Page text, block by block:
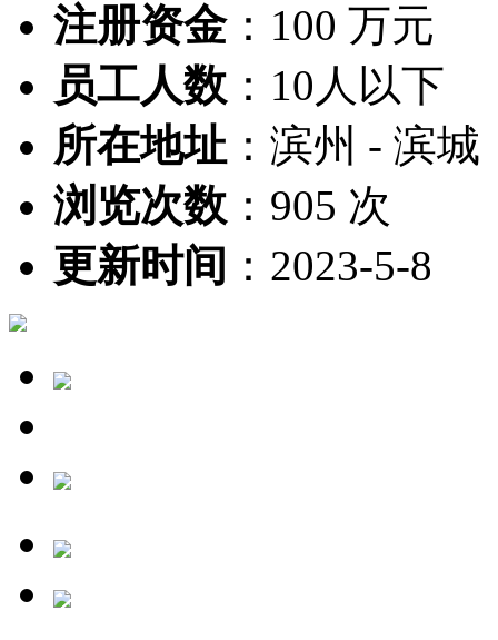
注册资金： 100 万元
员工人数 ： 10人以下
所在地址 ： 滨州 - 滨城
浏览次数 ： 905 次
更新时间 ： 2023-5-8